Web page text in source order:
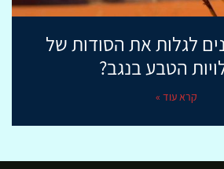
לגלות את הסודות של
הטבע בנגב?
קרא עוד »